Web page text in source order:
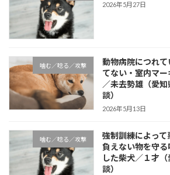
2026年5月27日
噛む／唸る／攻撃
動物病院につれ
てない・室内マ
／未去勢雄（愛
談）
2026年5月13日
噛む／唸る／攻撃
強制訓練によっ
負えない物を守
した柴犬／１才
談）